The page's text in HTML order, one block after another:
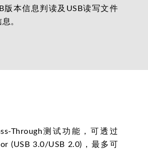
版本信息判读及USB读写文件
。
Through测试功能，可透过
(USB 3.0/USB 2.0)，最多可